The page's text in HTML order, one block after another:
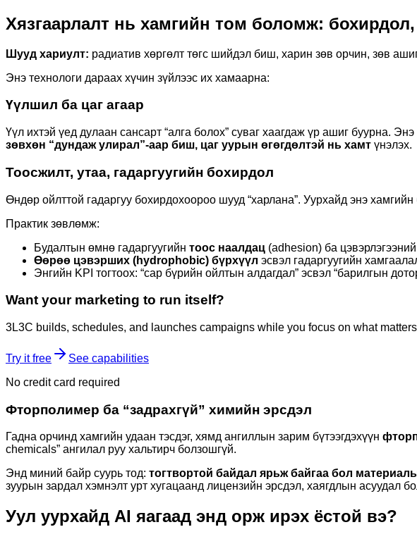
Хязгаарлалт нь хамгийн том боломж:
Шууд хариулт: радиатив хөргөлт төгс шийдэл биш, харин зөв орчин, зөв
Энэ технологи дараах хүчин зүйлээс их хамаарна:
Үүлшил ба цаг агаар
Үүл ихтэй үед дулаан сансарт “алга болох” суваг хаагдаж үр ашиг буурна.
зөвхөн “дундаж улирал”-аар биш, цаг уурын өгөгдөлтэй нь хамт үнэлэх.
Тоосжилт, утаа, гадаргуугийн бохирдол
Өндөр ойлттой гадаргуу бохирдохоороо шууд “харлана”. Уурхайд энэ хамгийн
Практик зөвлөмж:
Будалтын өмнө гадаргуугийн тоос наалдац (adhesion) ба
Өөрөө цэвэрших (hydrophobic) бүрхүүл эсвэл гадаргуугийн
Энгийн KPI тогтоох: “сар бүрийн ойлтын алдагдал” эсвэл “барилгын
Want your marketing to run itself?
3L3C builds, schedules, and launches campaigns while you focus on what
Try it free
See capabilities
No credit card required
Фторполимер ба “задрахгүй” химийн эрсдэл
Гадна орчинд хамгийн удаан тэсдэг, хямд ангиллын зарим бүтээгдэхүүн
chemicals” ангилал руу хальтирч болзошгүй.
Энд миний байр суурь тод: тогтвортой байдал ярьж байгаа бол
зуурын зардал хэмнэлт урт хугацаанд лицензийн эрсдэл, хаягдлын асуудал
Уул уурхайд AI яагаад энд орж ирэх ёстой вэ?